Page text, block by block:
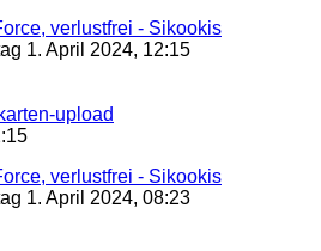
verlustfrei - Sikookis
1. April 2024, 12:15
upload
verlustfrei - Sikookis
1. April 2024, 08:23